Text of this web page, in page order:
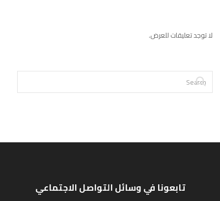
لا توجد تعليقات للعرض.
تابعونا في وسائل التواصل الاجتماعي